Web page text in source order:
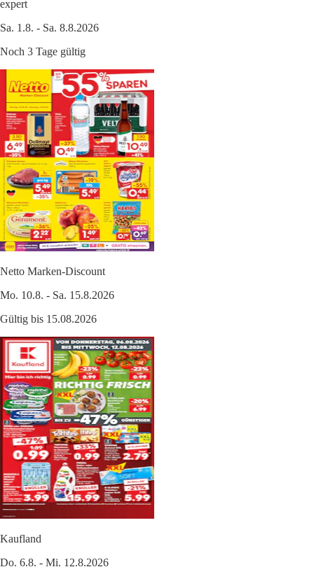
expert
Sa. 1.8. - Sa. 8.8.2026
Noch 3 Tage gültig
Netto Marken-Discount
Mo. 10.8. - Sa. 15.8.2026
Gültig bis 15.08.2026
Kaufland
Do. 6.8. - Mi. 12.8.2026